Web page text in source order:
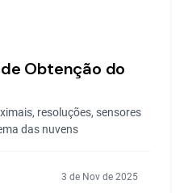
Obtenção do
resoluções, sensores
das nuvens
3 de Nov de 2025